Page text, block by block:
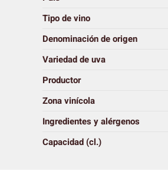
Tipo de vino
Denominación de origen
Variedad de uva
Productor
Zona vinícola
Ingredientes y alérgenos
Capacidad (cl.)